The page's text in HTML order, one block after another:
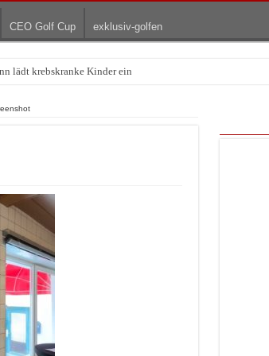
CEO Golf Cup exklusiv-golfen
lädt krebskranke Kinder ein